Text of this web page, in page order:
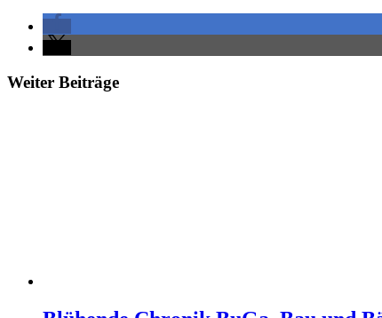
Weiter Beiträge